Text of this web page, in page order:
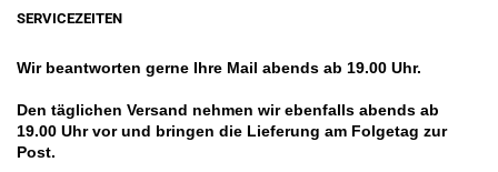
SERVICEZEITEN
Wir beantworten gerne Ihre Mail abends ab 19.00 Uhr.
Den täglichen Versand nehmen wir ebenfalls abends ab
19.00 Uhr vor und bringen die Lieferung am Folgetag zur
Post.